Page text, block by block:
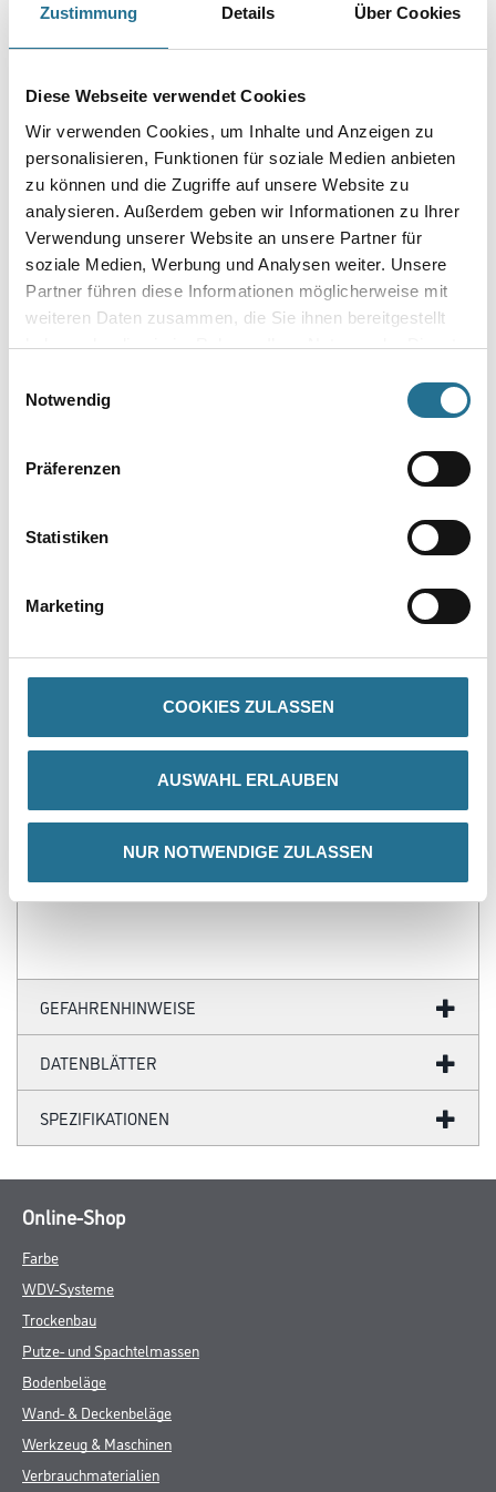
Zustimmung Details Über Cookies
Diese Webseite verwendet Cookies
Wir verwenden Cookies, um Inhalte und Anzeigen zu
personalisieren, Funktionen für soziale Medien anbieten
zu können und die Zugriffe auf unsere Website zu
analysieren. Außerdem geben wir Informationen zu Ihrer
Verwendung unserer Website an unsere Partner für
soziale Medien, Werbung und Analysen weiter. Unsere
Partner führen diese Informationen möglicherweise mit
weiteren Daten zusammen, die Sie ihnen bereitgestellt
haben oder die sie im Rahmen Ihrer Nutzung der Dienste
Notwendig
Präferenzen
Statistiken
Marketing
COOKIES ZULASSEN
AUSWAHL ERLAUBEN
NUR NOTWENDIGE ZULASSEN
Farbtonbezeichnung
Länge in centimeter
Breite in centimeter
Gebinde
PRODUKTEIGENSCHAFTEN
- Über 100 Motive für jeden Geschmack
- Farblich anpassbare Tapetenmotive
- Hochwertige Trägermaterialien
- Ihr Fotomotiv auf Tapete
- Zertifizierte Faservliese
- Umweltfreundliche Latexfarben
GEFAHRENHINWEISE
DATENBLÄTTER
SPEZIFIKATIONEN
Online-Shop
Farbe
WDV-Systeme
Trockenbau
Putze- und Spachtelmassen
Bodenbeläge
Wand- & Deckenbeläge
Werkzeug & Maschinen
Verbrauchmaterialien